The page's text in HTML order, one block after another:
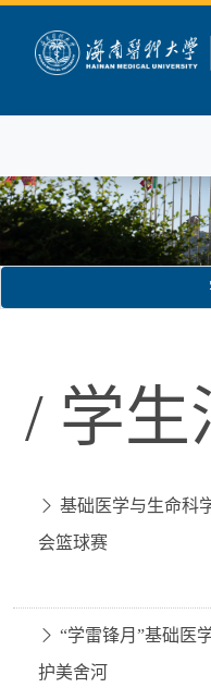
/ 学生
基础医学与生命科
会篮球赛
“学雷锋月”基础医
护美舍河